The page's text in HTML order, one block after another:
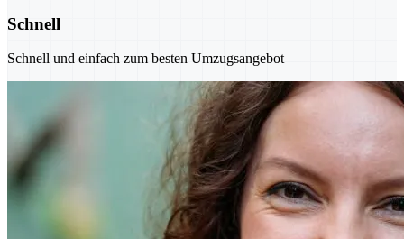
Schnell
Schnell und einfach zum besten Umzugsangebot